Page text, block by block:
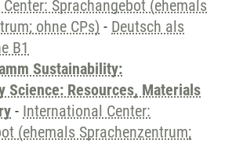
Sprachangebot (ehemals
ohne CPs) - Deutsch als
B1
Sustainability:
Science: Resources, Materials
- International Center:
(ehemals Sprachenzentrum;